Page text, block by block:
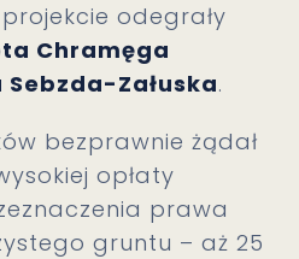
odegrały
Chramęga
Sebzda-Załuska.
bezprawnie żądał
opłaty
prawa
gruntu – aż 25